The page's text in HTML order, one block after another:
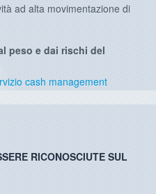
ad alta movimentazione di
peso e dai rischi del
cash management
RICONOSCIUTE SUL